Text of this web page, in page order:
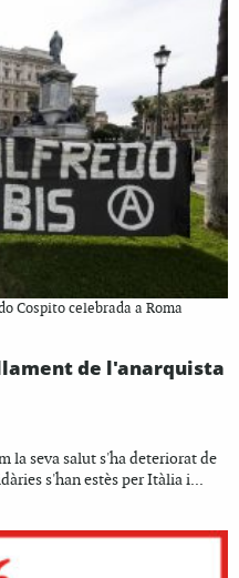
Cospito celebrada a Roma
de l'anarquista
la seva salut s'ha deteriorat de
s'han estès per Itàlia i...